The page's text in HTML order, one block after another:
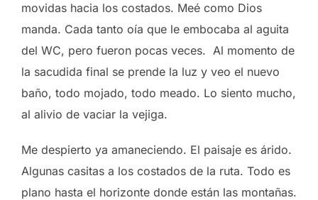
movidas hacia los costados. Meé como Dios
manda. Cada tanto oía que le embocaba al aguita
del WC, pero fueron pocas veces. Al momento de
la sacudida final se prende la luz y veo el nuevo
baño, todo mojado, todo meado. Lo siento mucho,
al alivio de vaciar la vejiga.
Me despierto ya amaneciendo. El paisaje es árido.
Algunas casitas a los costados de la ruta. Todo es
plano hasta el horizonte donde están las montañas.